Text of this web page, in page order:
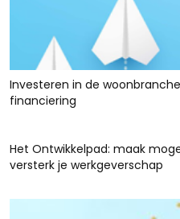
Investeren in de
financiering
Het Ontwikkelpad: maak
versterk je werkgeverschap